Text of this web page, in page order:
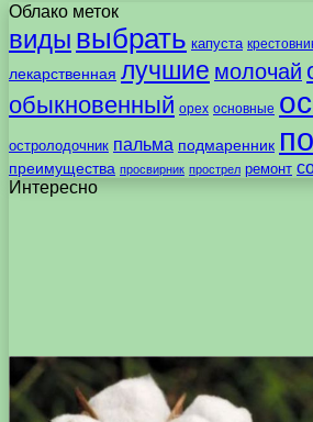
Облако меток
виды выбрать капуста
лекарственная лучшие молочай
обыкновенный орех основные
остролодочник пальма подмаренник
преимущества просвирник прострел ремонт
Интересно